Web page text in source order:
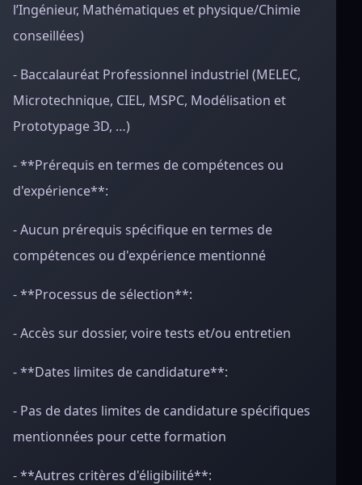
l’Ingénieur, Mathématiques et physique/Chimie
conseillées)
- Baccalauréat Professionnel industriel (MELEC,
Microtechnique, CIEL, MSPC, Modélisation et
Prototypage 3D, …)
- **Prérequis en termes de compétences ou
d'expérience**:
- Aucun prérequis spécifique en termes de
compétences ou d'expérience mentionné
- **Processus de sélection**:
- Accès sur dossier, voire tests et/ou entretien
- **Dates limites de candidature**:
- Pas de dates limites de candidature spécifiques
mentionnées pour cette formation
- **Autres critères d'éligibilité**: